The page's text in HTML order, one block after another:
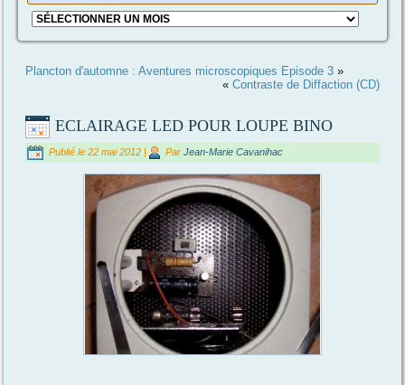
Archives
Plancton d'automne : Aventures microscopiques Episode 3 »
« Contraste de Diffaction (CD)
ECLAIRAGE LED POUR LOUPE BINO
Publié le 22 mai 2012 Par Jean-Marie Cavanihac